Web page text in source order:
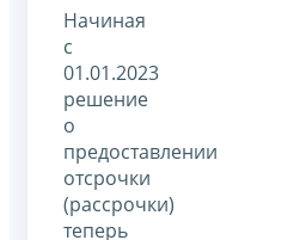
Начиная
с
01.01.2023
решение
о
предоставлении
отсрочки
(рассрочки)
теперь